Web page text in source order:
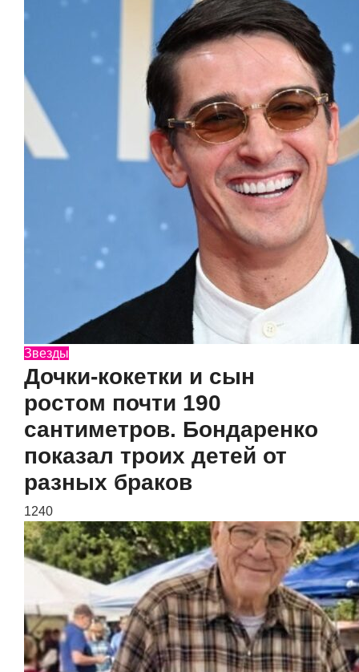
Звезды
Дочки-кокетки и сын
ростом почти 190
сантиметров. Бондаренко
показал троих детей от
разных браков
1240